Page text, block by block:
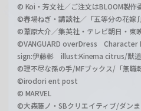
© Koi・芳文社／ご注文はBLOOM製作
©春場ねぎ・講談社／「五等分の花嫁
©葦原大介／集英社・テレビ朝日・東
©VANGUARD overDress
sign:伊藤彰 illust:Kinema citrus/獣道
©理不尽な孫の手/MFブックス/「無職
©irodori ent post
© MARVEL
©大森藤ノ・SBクリエイティブ/ダン